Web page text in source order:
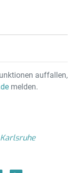
auffallen,
melden.